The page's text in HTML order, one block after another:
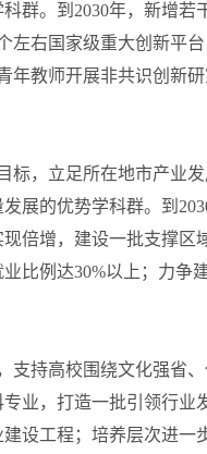
群。到2030年，新增
右国家级重大创新平
教师开展非共识创新
，立足所在地市产业
展的优势学科群。到
倍增，建设一批支撑
比例达30%以上；力争
持高校围绕文化强省
业，打造一批引领行业
设工程；培养层次进